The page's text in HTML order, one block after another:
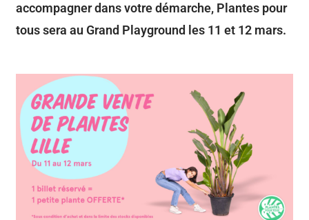
accompagner dans votre démarche, Plantes pour
tous sera au Grand Playground les 11 et 12 mars.